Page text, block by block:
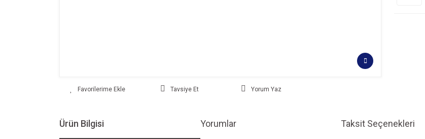
Tavsiye Et Yorum Yaz
Ürün Bilgisi Yorumlar Taksit Seçenekleri